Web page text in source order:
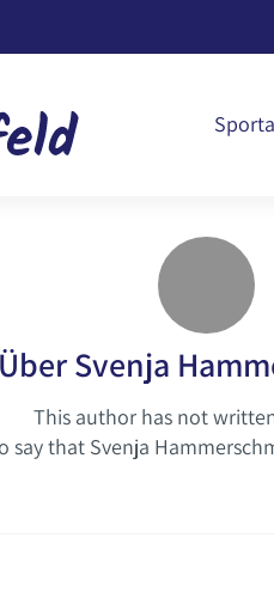
ÜberSvenja
This author has not
say that Svenja